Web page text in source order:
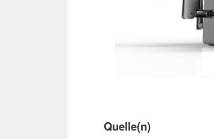
Quelle(n)